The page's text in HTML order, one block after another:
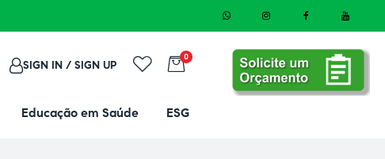
SIGN IN / SIGN UP
0
Educação em Saúde ESG